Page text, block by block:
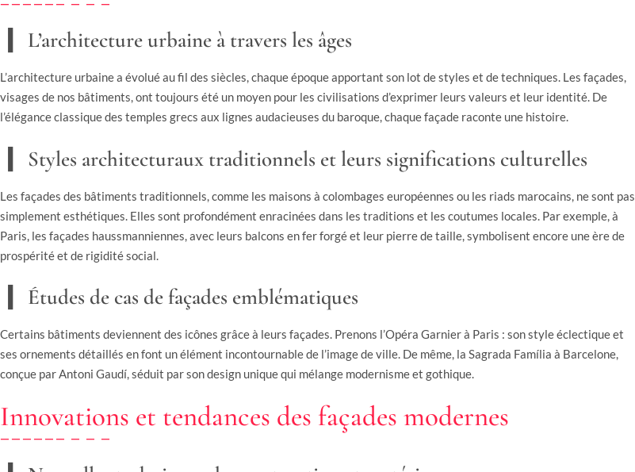
L’architecture urbaine à travers les âges
L’architecture urbaine a évolué au fil des siècles, chaque époque apportant son lot de styles et de techniques. Les façades,
visages de nos bâtiments, ont toujours été un moyen pour les civilisations d’exprimer leurs valeurs et leur identité. De
l’élégance classique des temples grecs aux lignes audacieuses du baroque, chaque façade raconte une histoire.
Styles architecturaux traditionnels et leurs significations culturelles
Les façades des bâtiments traditionnels, comme les maisons à colombages européennes ou les riads marocains, ne sont pas
simplement esthétiques. Elles sont profondément enracinées dans les traditions et les coutumes locales. Par exemple, à
Paris, les façades haussmanniennes, avec leurs balcons en fer forgé et leur pierre de taille, symbolisent encore une ère de
prospérité et de rigidité social.
Études de cas de façades emblématiques
Certains bâtiments deviennent des icônes grâce à leurs façades. Prenons l’Opéra Garnier à Paris : son style éclectique et
ses ornements détaillés en font un élément incontournable de l’image de ville. De même, la Sagrada Família à Barcelone,
conçue par Antoni Gaudí, séduit par son design unique qui mélange modernisme et gothique.
Innovations et tendances des façades modernes